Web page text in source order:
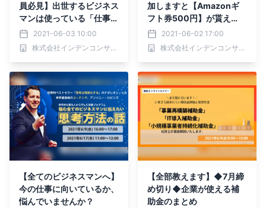
員必見】出世するビジネス
マンは使っている「仕事
術」2021-06-03 10:00
株式会社インデンコンサルティング
加しますと【Amazonギ
フト券500円】が貰え
る、ウェビナー参加応援キ
ャンペーン実施中！
2021-06-02 17:00
株式会社インデンコンサルティング
【全てのビジネスマンへ】
今の仕事に向いているか、
悩んでいませんか？
【全部教えます】◆7月締
め切り◆企業が使える補
助金のまとめ